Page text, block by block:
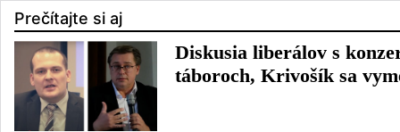
Prečítajte si aj
Diskusia liberálov s
táboroch, Krivošík sa